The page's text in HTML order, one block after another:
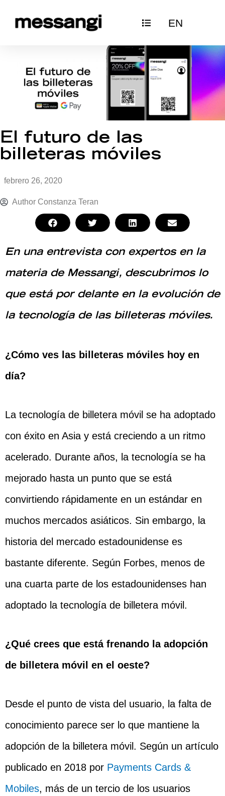
EN
El futuro de las
billeteras móviles
febrero 26, 2020
Author Constanza Teran
En una entrevista con expertos en la
materia de Messangi, descubrimos lo
que está por delante en la evolución de
la tecnología de las billeteras móviles.
¿Cómo ves las billeteras móviles hoy en
día?
La tecnología de billetera móvil se ha adoptado
con éxito en Asia y está creciendo a un ritmo
acelerado. Durante años, la tecnología se ha
mejorado hasta un punto que se está
convirtiendo rápidamente en un estándar en
muchos mercados asiáticos. Sin embargo, la
historia del mercado estadounidense es
bastante diferente. Según Forbes, menos de
una cuarta parte de los estadounidenses han
adoptado la tecnología de billetera móvil.
¿Qué crees que está frenando la adopción
de billetera móvil en el oeste?
Desde el punto de vista del usuario, la falta de
conocimiento parece ser lo que mantiene la
adopción de la billetera móvil. Según un artículo
publicado en 2018 por Payments Cards &
Mobiles, más de un tercio de los usuarios